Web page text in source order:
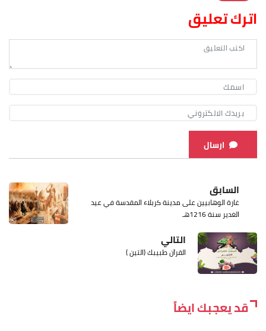
اترك تعليق
ارسال
السابق
غارة الوهابيين على مدينة كربلاء المقدسة في عيد
الغدير سنة 1216هـ
التالي
القرآن طبيبك (التين )
قد يعجبك ايضاً